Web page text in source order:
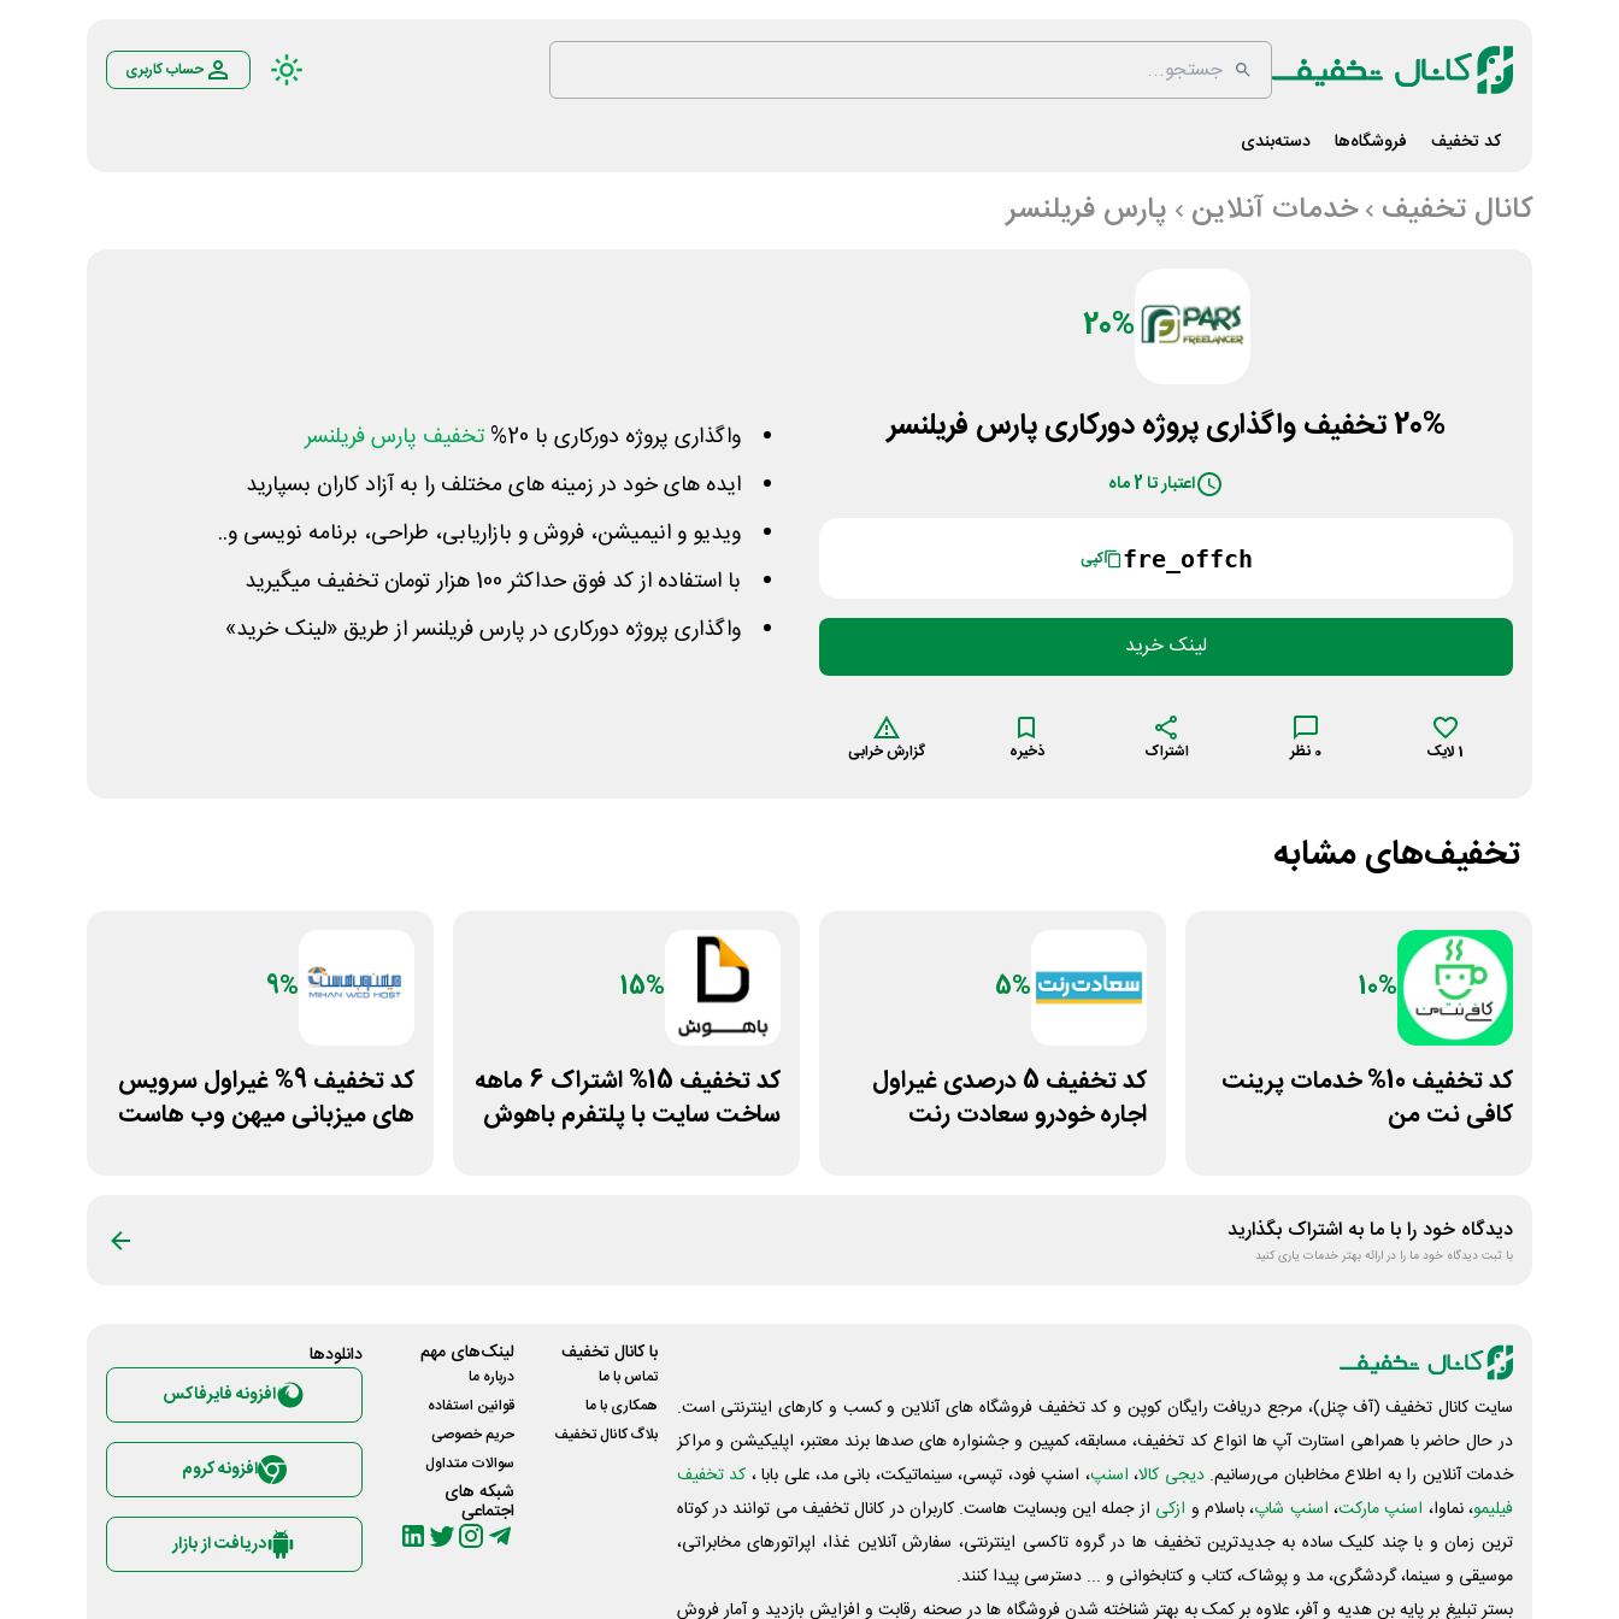
حساب کاربری
کد تخفیف فروشگاه‌ها دسته‌بندی
کانال تخفیف خدمات آنلاین پارس فریلنسر
20%
20% تخفیف واگذاری پروژه دورکاری پارس فریلنسر
اعتبار تا 2 ماه
fre_offch کپی
لینک خرید
1 لایک 0 نظر اشتراک ذخیره گزارش خرابی
واگذاری پروژه دورکاری با 20%
تخفیف پارس فریلنسر
ایده های خود در زمینه های مختلف را به آزاد کاران بسپارید
ویدیو و انیمیشن، فروش و بازاریابی، طراحی، برنامه نویسی و..
با استفاده از کد فوق حداکثر 100 هزار تومان تخفیف میگیرید
واگذاری پروژه دورکاری در پارس فریلنسر از طریق «لینک خرید»
تخفیف‌های مشابه
10%
کد تخفیف 10% خدمات پرینت
کافی نت من
5%
کد تخفیف 5 درصدی غیراول
اجاره خودرو سعادت رنت
15%
کد تخفیف 15% اشتراک 6 ماهه
ساخت سایت با پلتفرم باهوش
9%
کد تخفیف 9% غیراول سرویس
های میزبانی میهن وب هاست
دیدگاه خود را با ما به اشتراک بگذارید
با ثبت دیدگاه خود ما را در ارائه بهتر خدمات یاری کنید
سایت کانال تخفیف (آف چنل)، مرجع دریافت رایگان کوپن و کد تخفیف فروشگاه های آنلاین و کسب و‌ کارهای اینترنتی است.
در حال حاضر با همراهی استارت آپ ها انواع کد تخفیف، مسابقه، کمپین و جشنواره های صدها برند معتبر، اپلیکیشن و مراکز
خدمات آنلاین را به اطلاع مخاطبان می‌رسانیم. دیجی کالا، اسنپ، اسنپ فود، تپسی، سینماتیکت، بانی مد، علی‌ بابا ، کد تخفیف
فیلیمو، نماوا، اسنپ مارکت، اسنپ شاپ، باسلام و ازکی از جمله این وبسایت ‌هاست. کاربران در کانال تخفیف می توانند در کوتاه
ترین زمان و با چند کلیک ساده به جدیدترین تخفیف ها در گروه تاکسی اینترنتی، سفارش آنلاین غذا، اپراتورهای مخابراتی،
موسیقی و سینما، گردشگری، مد و پوشاک، کتاب و کتابخوانی و ... دسترسی پیدا کنند.
بستر تبلیغ بر پایه بن هدیه و آفر، علاوه بر کمک به بهتر شناخته شدن فروشگاه ها در صحنه رقابت و افزایش بازدید و آمار فروش
با کانال تخفیف
تماس با ما
همکاری با ما
بلاگ کانال تخفیف
لینک‌های مهم
درباره ما
قوانین استفاده
حریم خصوصی
سوالات متداول
شبکه های
اجتماعی
دانلود‌ها
افزونه فایرفاکس
افزونه کروم
دریافت از بازار